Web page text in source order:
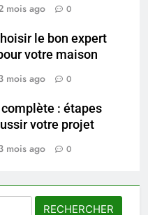
mois ago 0
le bon expert
votre maison
mois ago 0
: étapes
votre projet
mois ago 0
en plaques et
: tout ce que les
clés pour créer une